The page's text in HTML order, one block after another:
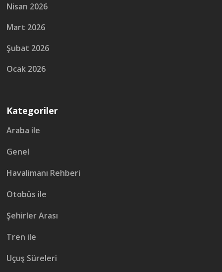
Nisan 2026
Mart 2026
Şubat 2026
Ocak 2026
Kategoriler
Araba ile
Genel
Havalimanı Rehberi
Otobüs ile
Şehirler Arası
Tren ile
Uçuş Süreleri